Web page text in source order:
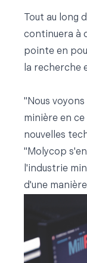
Tout au long
continuera à
pointe en
la recherche
"Nous
minière en
nouvelles
"Molycop
l'industrie
d'une